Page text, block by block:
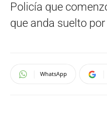
Policía que
que anda suelto
WhatsApp